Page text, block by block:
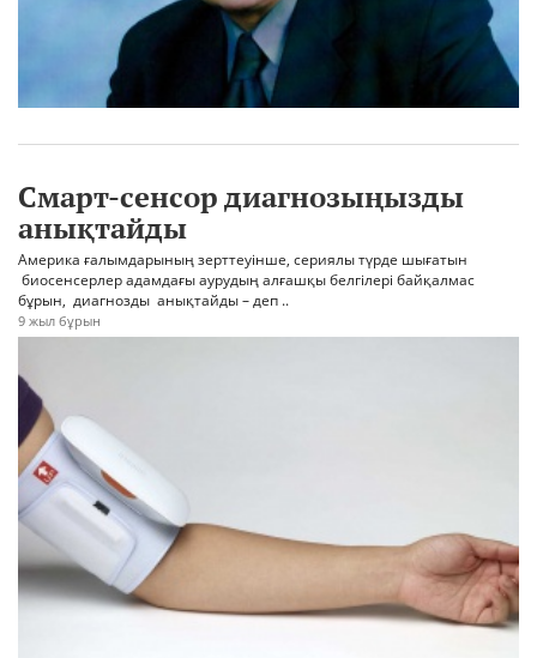
Смарт-сенсор диагнозыңызды
анықтайды
Америка ғалымдарының зерттеуінше, сериялы түрде шығатын
биосенсерлер адамдағы аурудың алғашқы белгілері байқалмас
бұрын, диагнозды анықтайды – деп ..
9 жыл бұрын